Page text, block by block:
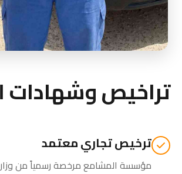
تراخيص وشهادات
ترخيص تجاري معتمد
مؤسسة المشامع مرخصة رسمياً من